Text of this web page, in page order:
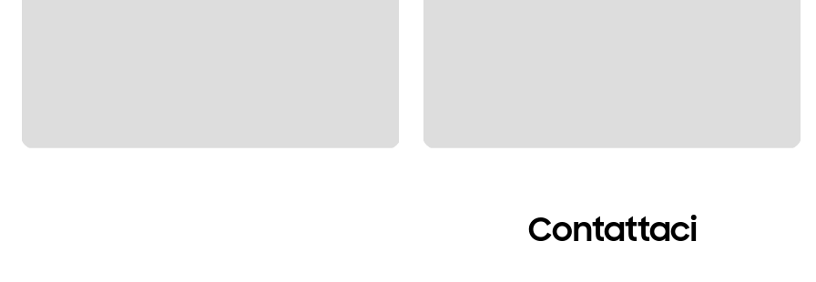
Contattaci